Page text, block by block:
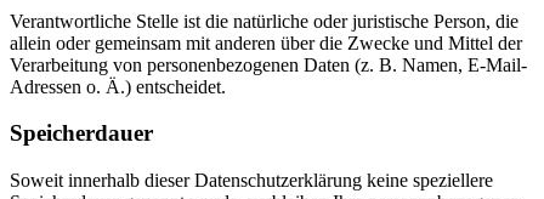
Verantwortliche Stelle ist die natürliche oder juristische Person, die
allein oder gemeinsam mit anderen über die Zwecke und Mittel der
Verarbeitung von personenbezogenen Daten (z. B. Namen, E-Mail-
Adressen o. Ä.) entscheidet.
Speicherdauer
Soweit innerhalb dieser Datenschutzerklärung keine speziellere